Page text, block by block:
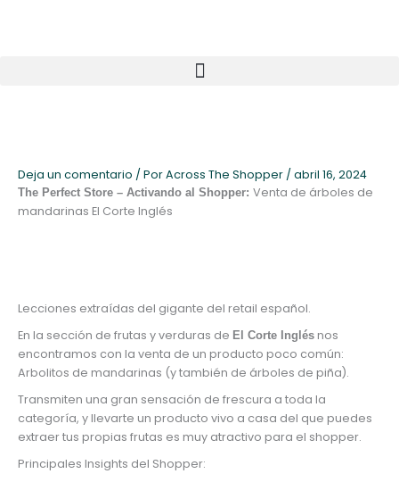
Deja un comentario / PorAcross The Shopper / abril 16, 2024
The Perfect Store – Activando al Shopper: Venta de árboles de
mandarinas El Corte Inglés
Lecciones extraídas del gigante del retail español.
En la sección de frutas y verduras de El Corte Inglésnos
encontramos con la venta de un producto poco común:
Arbolitos de mandarinas (y también de árboles de piña).
Transmiten una gran sensación de frescura a toda la
categoría, y llevarte un producto vivo a casa del que puedes
extraer tus propias frutas es muy atractivo para el shopper.
Principales Insights del Shopper: